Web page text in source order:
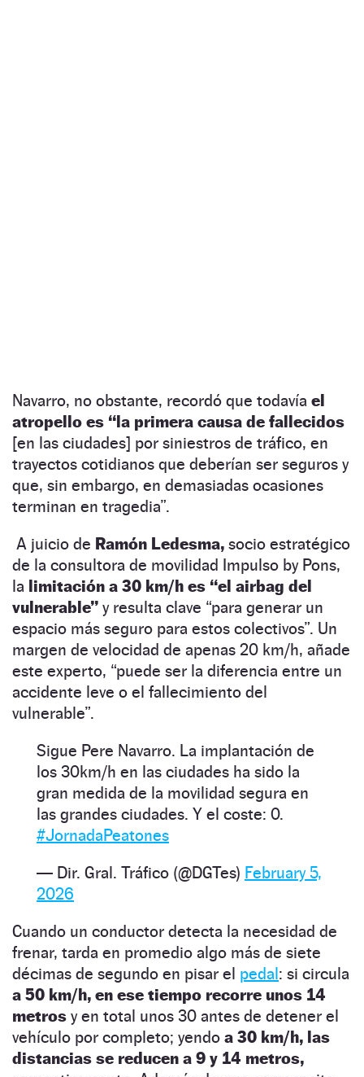
Navarro, no obstante, recordó que todavía el
atropello es “la primera causa de fallecidos
[en las ciudades] por siniestros de tráfico, en
trayectos cotidianos que deberían ser seguros y
que, sin embargo, en demasiadas ocasiones
terminan en tragedia”.
A juicio de Ramón Ledesma, socio estratégico
de la consultora de movilidad Impulso by Pons,
la limitación a 30 km/h es “el airbag del
vulnerable” y resulta clave “para generar un
espacio más seguro para estos colectivos”. Un
margen de velocidad de apenas 20 km/h, añade
este experto, “puede ser la diferencia entre un
accidente leve o el fallecimiento del
vulnerable”.
Sigue Pere Navarro. La implantación de
los 30km/h en las ciudades ha sido la
gran medida de la movilidad segura en
las grandes ciudades. Y el coste: 0.
#JornadaPeatones
— Dir. Gral. Tráfico (@DGTes) February 5,
2026
Cuando un conductor detecta la necesidad de
frenar, tarda en promedio algo más de siete
décimas de segundo en pisar el pedal: si circula
a 50 km/h, en ese tiempo recorre unos 14
metros y en total unos 30 antes de detener el
vehículo por completo; yendo a 30 km/h, las
distancias se reducen a 9 y 14 metros,